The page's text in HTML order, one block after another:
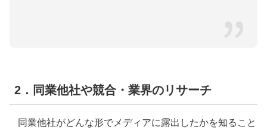
2．同業他社や競合・業界のリサーチ
同業他社がどんな形でメディアに露出したかを知ること